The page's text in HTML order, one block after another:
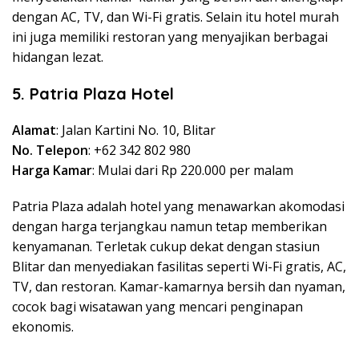
dengan AC, TV, dan Wi-Fi gratis. Selain itu hotel murah
ini juga memiliki restoran yang menyajikan berbagai
hidangan lezat.
5. Patria Plaza Hotel
Alamat: Jalan Kartini No. 10, Blitar
No. Telepon: +62 342 802 980
Harga Kamar: Mulai dari Rp 220.000 per malam
Patria Plaza adalah hotel yang menawarkan akomodasi
dengan harga terjangkau namun tetap memberikan
kenyamanan. Terletak cukup dekat dengan stasiun
Blitar dan menyediakan fasilitas seperti Wi-Fi gratis, AC,
TV, dan restoran. Kamar-kamarnya bersih dan nyaman,
cocok bagi wisatawan yang mencari penginapan
ekonomis.